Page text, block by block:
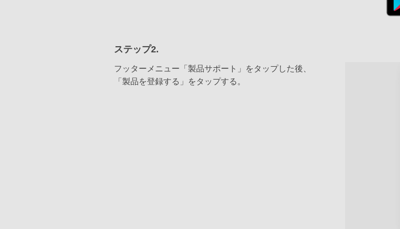
ステップ2.
フッターメニュー「製品サポート」をタップした後、
「製品を登録する」をタップする。